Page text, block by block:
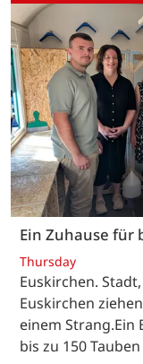
Ein Zuhause für
Thursday
Euskirchen.
Euskirchen
einem
bis zu 150